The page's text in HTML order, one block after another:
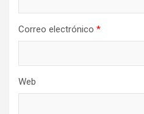
Correo electrónico *
Web